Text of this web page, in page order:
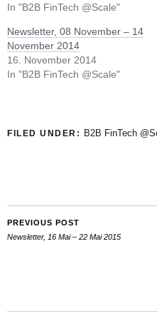
In "B2B FinTech @Scale"
Newsletter, 08 November – 14
November 2014
16. November 2014
In "B2B FinTech @Scale"
FILED UNDER: B2B FinTech
PREVIOUS POST
Newsletter, 16 Mai – 22 Mai 2015